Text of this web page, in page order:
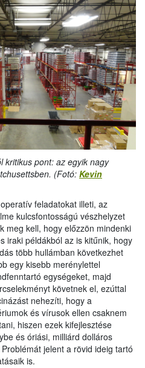
kritikus pont: az egyik nagy
(Fotó: Kevin
feladatokat illeti, az
kulcsfontosságú vészhelyzet
meg kell, hogy előzzön mindenki
iraki példákból az is kitűnik, hogy
több hullámban következhet
egy kisebb merénylettel
egységeket, majd
követnek el, ezúttal
nehezíti, hogy a
és vírusok ellen csaknem
hiszen ezek kifejlesztése
és óriási, milliárd dolláros
jelent a rövid ideig tartó
is.